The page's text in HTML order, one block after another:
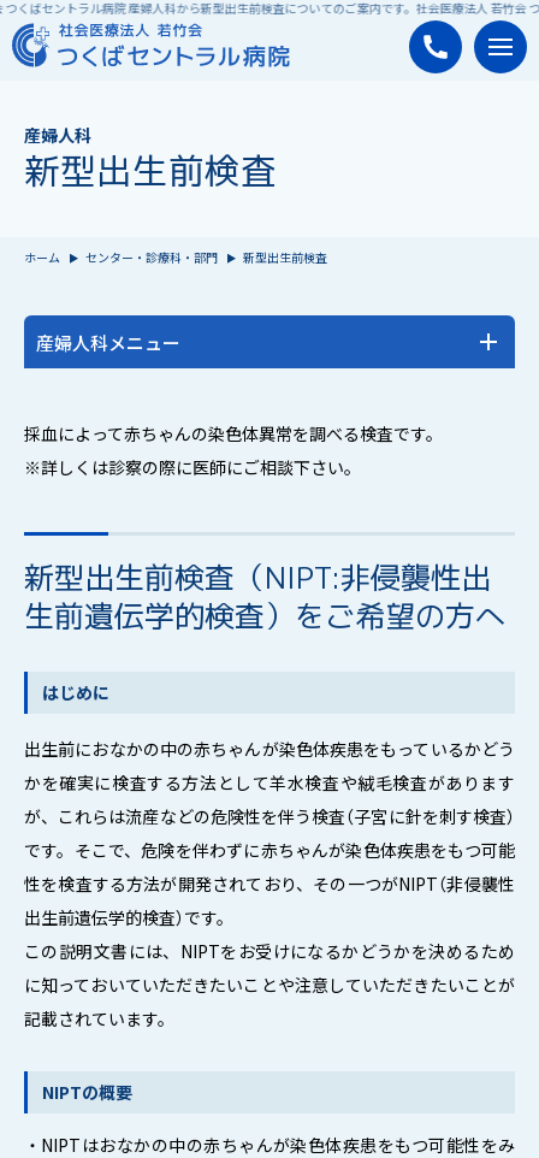
ばセントラル病院 産婦人科から新型出生前検査についてのご案内です。社会医療法人 若竹会 つ
産婦人科
新型出生前検査
ホーム センター・診療科・部門 新型出生前検査
産婦人科メニュー
お産される方へ
入院案内
産後サポート
人工妊娠中絶について
よくある質問
採血によって赤ちゃんの染色体異常を調べる検査です。
※詳しくは診察の際に医師にご相談下さい。
新型出生前検査（NIPT:非侵襲性出
生前遺伝学的検査）をご希望の方へ
はじめに
出生前におなかの中の赤ちゃんが染色体疾患をもっているかどう
かを確実に検査する方法として羊水検査や絨毛検査があります
が、これらは流産などの危険性を伴う検査（子宮に針を刺す検査）
です。そこで、危険を伴わずに赤ちゃんが染色体疾患をもつ可能
性を検査する方法が開発されており、その一つがNIPT（非侵襲性
出生前遺伝学的検査）です。
この説明文書には、NIPTをお受けになるかどうかを決めるため
に知っておいていただきたいことや注意していただきたいことが
記載されています。
NIPTの概要
・NIPTはおなかの中の赤ちゃんが染色体疾患をもつ可能性をみ